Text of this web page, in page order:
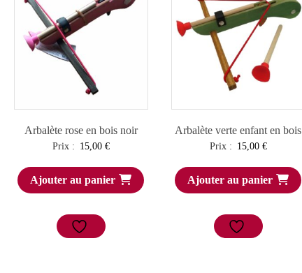
Arbalète rose en bois noir
Prix : 15,00 €
Ajouter au panier
Arbalète verte enfant en bois
Prix : 15,00 €
Ajouter au panier